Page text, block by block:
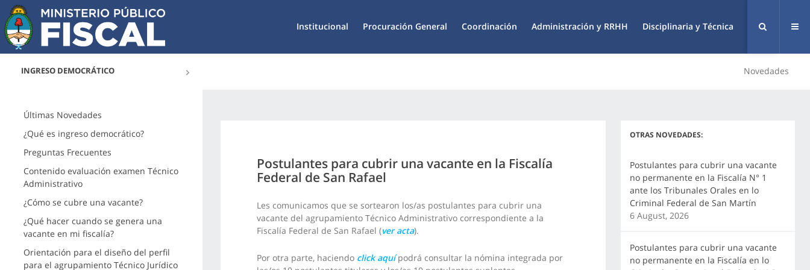
Institucional Procuración General Coordinación Administración y RRHH Disciplinaria y Técnica
INGRESO DEMOCRÁTICO Novedades
Últimas Novedades
¿Qué es ingreso democrático?
Preguntas Frecuentes
Contenido evaluación examen Técnico
Administrativo
¿Cómo se cubre una vacante?
¿Qué hacer cuando se genera una
vacante en mi fiscalía?
Orientación para el diseño del perfil
para el agrupamiento Técnico Jurídico
Postulantes para cubrir una vacante en la Fiscalía
Federal de San Rafael
Les comunicamos que se sortearon los/as postulantes para cubrir una
vacante del agrupamiento Técnico Administrativo correspondiente a la
Fiscalía Federal de San Rafael (ver acta).
Por otra parte, haciendo click aquí podrá consultar la nómina integrada por
OTRAS NOVEDADES:
Postulantes para cubrir una vacante
no permanente en la Fiscalía N° 1
ante los Tribunales Orales en lo
Criminal Federal de San Martín
6 August, 2026
Postulantes para cubrir una vacante
no permanente en la Fiscalía en lo